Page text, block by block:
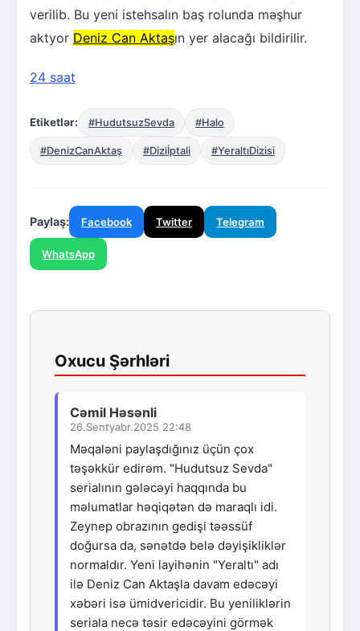
verilib. Bu yeni istehsalın baş rolunda məşhur
aktyor Deniz Can Aktaşın yer alacağı bildirilir.
24 saat
Etiketlər: #HudutsuzSevda #Halo
#DenizCanAktaş #Diziİptali #YeraltıDizisi
Paylaş: Facebook Twitter Telegram
WhatsApp
Oxucu Şərhləri
Cəmil Həsənli
26.Sentyabr.2025 22:48
Məqaləni paylaşdığınız üçün çox
təşəkkür edirəm. "Hudutsuz Sevda"
serialının gələcəyi haqqında bu
məlumatlar həqiqətən də maraqlı idi.
Zeynep obrazının gedişi təəssüf
doğursa da, sənətdə belə dəyişikliklər
normaldır. Yeni layihənin "Yeraltı" adı
ilə Deniz Can Aktaşla davam edəcəyi
xəbəri isə ümidvericidir. Bu yeniliklərin
seriala necə təsir edəcəyini görmək